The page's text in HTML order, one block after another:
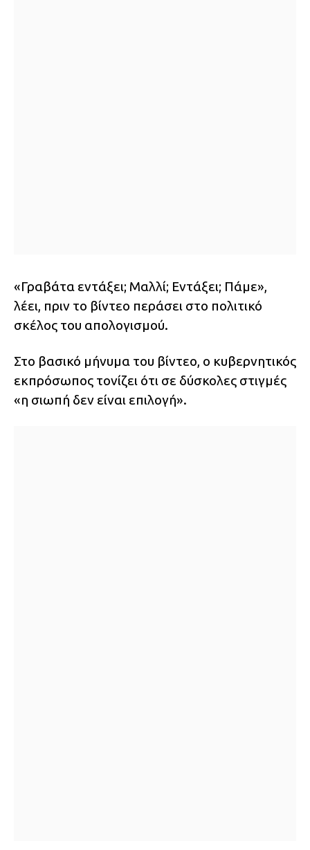
«Γραβάτα εντάξει; Μαλλί; Εντάξει; Πάμε»,
λέει, πριν το βίντεο περάσει στο πολιτικό
σκέλος του απολογισμού.
Στο βασικό μήνυμα του βίντεο, ο κυβερνητικός
εκπρόσωπος τονίζει ότι σε δύσκολες στιγμές
«η σιωπή δεν είναι επιλογή».